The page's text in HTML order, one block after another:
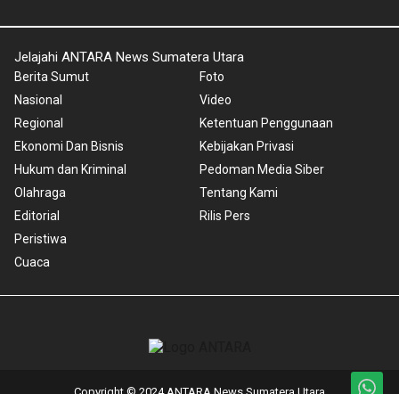
Jelajahi ANTARA News Sumatera Utara
Berita Sumut
Nasional
Regional
Ekonomi Dan Bisnis
Hukum dan Kriminal
Olahraga
Editorial
Peristiwa
Cuaca
Foto
Video
Ketentuan Penggunaan
Kebijakan Privasi
Pedoman Media Siber
Tentang Kami
Rilis Pers